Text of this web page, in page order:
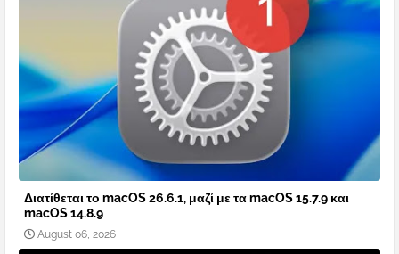
Διατίθεται το macOS 26.6.1, μαζί με τα macOS 15.7.9 και
macOS 14.8.9
August 06, 2026